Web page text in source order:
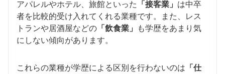
アパレルやホテル、旅館といった 「接客業」 は中卒
者を比較的受け入れてくれる業種です。また、レス
トランや居酒屋などの 「飲食業」
も学歴をあまり気
にしない傾向があります。
これらの業種が学歴による区別を行わないのは 「仕